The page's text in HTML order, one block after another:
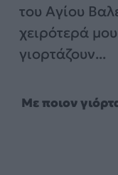
του Αγίου
χειρότερά
γιορτάζουν...
Με ποιον